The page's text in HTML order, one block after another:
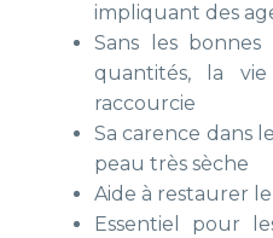
impliquant des
Sans les
quantités, la
raccourcie
Sa carence dans
peau très sèche
Aide à restaurer
Essentiel pour